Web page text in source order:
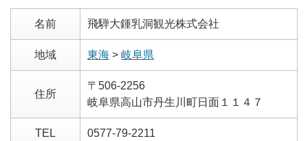
名前 飛騨大鍾乳洞観光株式会社
地域 東海 > 岐阜県
住所
〒506-2256
岐阜県高山市丹生川町日面１１４７
TEL 0577-79-2211